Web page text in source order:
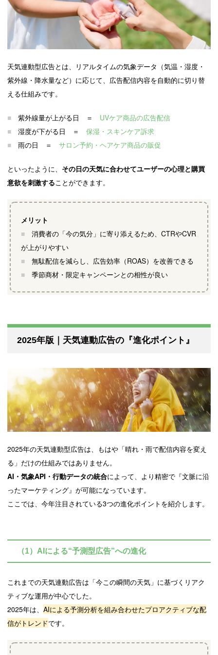
天気連動型広告とは、リアルタイムの気象データ（気温・湿度・
紫外線・降水量など）に応じて、広告配信内容を自動的に切り替
える仕組みです。
■ 紫外線量が上がる日 ＝ UVケア商品の広告配信
■ 湿度が下がる日 ＝ 保湿・スキンケア訴求
■ 雨の日 ＝ サロン予約・ヘアケア商品の販促
といったように、 その日の天気に合わせてユーザーの心理と購買
意欲を刺激することができます。
メリット
■ 消費者の「今の気分」に寄り添えるため、CTRやCVR
が上がりやすい
■ 無駄配信を減らし、広告効率（ROAS）を改善できる
■ 季節商材・限定キャンペーンとの相性が良い
2025年版｜天気連動広告の『進化ポイント』
2025年の天気連動型広告は、もはや「晴れ・雨で配信内容を変え
る」だけの仕組みではありません。
AI・気象API・行動データの統合によって、より精密で『文脈に沿
ったマーケティング』が可能になっています。
ここでは、今年注目されている3つの進化ポイントを紹介します。
（1）AIによる“予測型広告”への進化
これまでの天気連動広告は「今この瞬間の天気」に基づくリアク
ティブな運用が中心でした。
2025年は、 AIによる予測分析を組み合わせたプロアクティブな配
信がトレンドです。